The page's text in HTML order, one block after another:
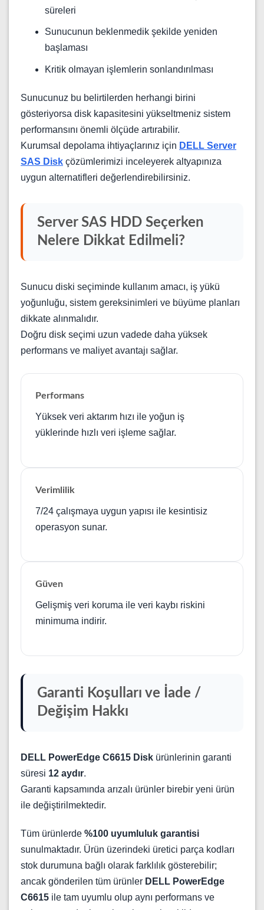
süreleri
Sunucunun beklenmedik şekilde yeniden
başlaması
Kritik olmayan işlemlerin sonlandırılması
Sunucunuz bu belirtilerden herhangi birini
gösteriyorsa disk kapasitesini yükseltmeniz sistem
performansını önemli ölçüde artırabilir.
Kurumsal depolama ihtiyaçlarınız için DELL Server
SAS Disk çözümlerimizi inceleyerek altyapınıza
uygun alternatifleri değerlendirebilirsiniz.
Server SAS HDD Seçerken
Nelere Dikkat Edilmeli?
Sunucu diski seçiminde kullanım amacı, iş yükü
yoğunluğu, sistem gereksinimleri ve büyüme planları
dikkate alınmalıdır.
Doğru disk seçimi uzun vadede daha yüksek
performans ve maliyet avantajı sağlar.
Performans
Yüksek veri aktarım hızı ile yoğun iş
yüklerinde hızlı veri işleme sağlar.
Verimlilik
7/24 çalışmaya uygun yapısı ile kesintisiz
operasyon sunar.
Güven
Gelişmiş veri koruma ile veri kaybı riskini
minimuma indirir.
Garanti Koşulları ve İade /
Değişim Hakkı
DELL PowerEdge C6615 Disk ürünlerinin garanti
süresi 12 aydır.
Garanti kapsamında arızalı ürünler birebir yeni ürün
ile değiştirilmektedir.
Tüm ürünlerde %100 uyumluluk garantisi
sunulmaktadır. Ürün üzerindeki üretici parça kodları
stok durumuna bağlı olarak farklılık gösterebilir;
ancak gönderilen tüm ürünler DELL PowerEdge
C6615 ile tam uyumlu olup aynı performans ve